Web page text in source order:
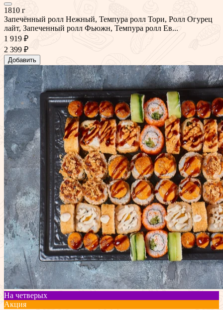
1810 г
Запечённый ролл Нежный, Темпура ролл Тори, Ролл Огурец
лайт, Запеченный ролл Фьюжн, Темпура ролл Ев...
1 919 ₽
2 399 ₽
Добавить
На четверых
Акция